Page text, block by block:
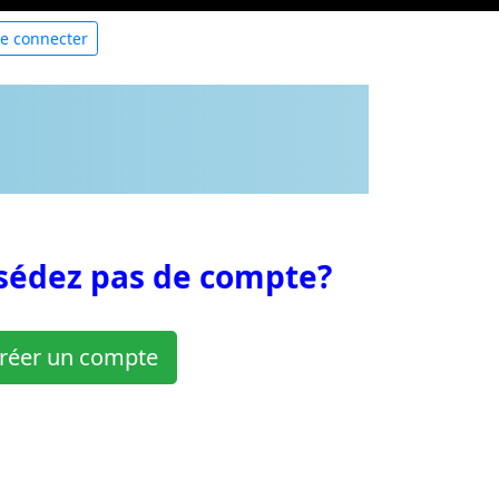
connecter
pas de compte?
un compte